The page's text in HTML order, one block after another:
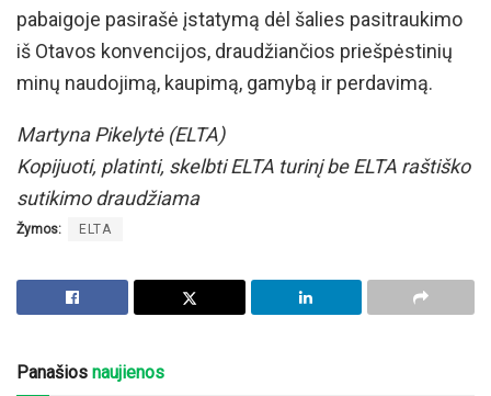
pabaigoje pasirašė įstatymą dėl šalies pasitraukimo
iš Otavos konvencijos, draudžiančios priešpėstinių
minų naudojimą, kaupimą, gamybą ir perdavimą.
Martyna Pikelytė (ELTA)
Kopijuoti, platinti, skelbti ELTA turinį be ELTA raštiško
sutikimo draudžiama
Žymos: ELTA
Panašios naujienos